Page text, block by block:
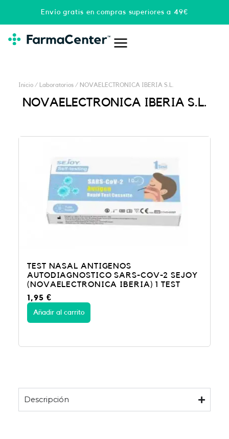
Envío gratis en compras superiores a 49€
Inicio / Laboratorios / NOVAELECTRONICA IBERIA S.L.
NOVAELECTRONICA IBERIA S.L.
TEST NASAL ANTIGENOS
AUTODIAGNOSTICO SARS-COV-2 SEJOY
(NOVAELECTRONICA IBERIA) 1 TEST
1,95 €
Añadir al carrito
Descripción